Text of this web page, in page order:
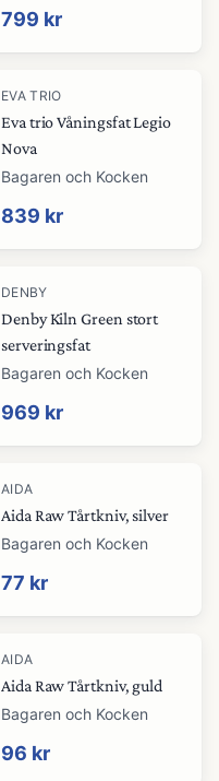
799 kr
EVA TRIO
Eva trio Våningsfat Legio
Nova
Bagaren och Kocken
839 kr
DENBY
Denby Kiln Green stort
serveringsfat
Bagaren och Kocken
969 kr
AIDA
Aida Raw Tårtkniv, silver
Bagaren och Kocken
77 kr
AIDA
Aida Raw Tårtkniv, guld
Bagaren och Kocken
96 kr